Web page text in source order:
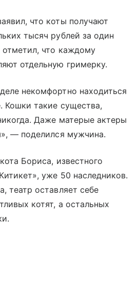
что коты получают
тысяч рублей за один
что каждому
отдельную гримерку.
некомфортно находиться
Кошки такие существа,
Даже матерые актеры
— поделился мужчина.
Бориса, известного
уже 50 наследников.
театр оставляет себе
котят, а остальных